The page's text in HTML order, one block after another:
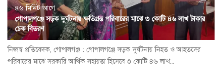
৪৬ মিনিট আগে
গোপালগঞ্জে সড়ক দুর্ঘটনায় ক্ষতিগ্রস্ত পরিবারের মাঝে ৩ কোটি ৪৬ লাখ টাকার
চেক বিতরণ
নিজস্ব প্রতিবেদক, গোপালগঞ্জ : গোপালগঞ্জে সড়ক দুর্ঘটনায় নিহত ও আহতদের
পরিবারের মাঝে সরকারি আর্থিক সহায়তা হিসেবে ৩ কোটি ৪৬ লাখ...